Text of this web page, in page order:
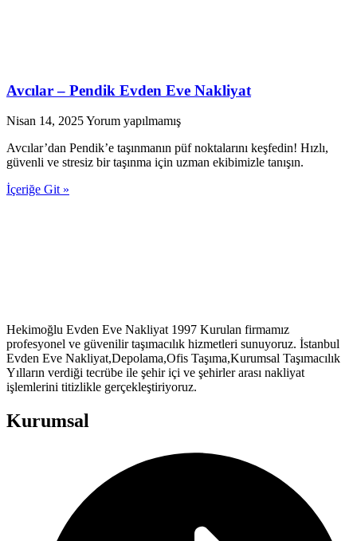
Avcılar – Pendik Evden Eve Nakliyat
Nisan 14, 2025Yorum yapılmamış
Avcılar’dan Pendik’e taşınmanın püf noktalarını keşfedin! Hızlı,
güvenli ve stresiz bir taşınma için uzman ekibimizle tanışın.
İçeriğe Git »
Hekimoğlu Evden Eve Nakliyat 1997 Kurulan firmamız
profesyonel ve güvenilir taşımacılık hizmetleri sunuyoruz. İstanbul
Evden Eve Nakliyat,Depolama,Ofis Taşıma,Kurumsal Taşımacılık
Yılların verdiği tecrübe ile şehir içi ve şehirler arası nakliyat
işlemlerini titizlikle gerçekleştiriyoruz.
Kurumsal